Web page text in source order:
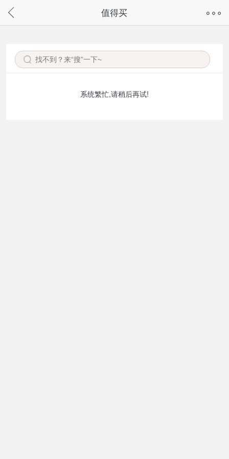
请通过微信或支付宝搜“奇兔客小程序”访问
值得买
系统繁忙,请稍后再试!